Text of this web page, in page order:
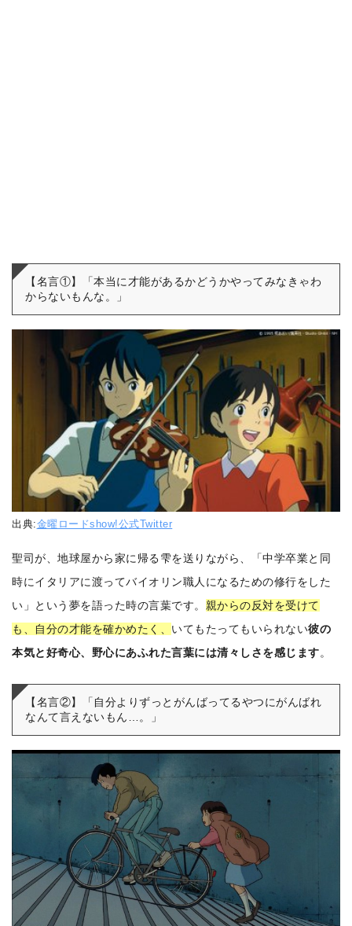
【名言①】「本当に才能があるかどうかやってみなきゃわ
からないもんな。」
出典:金曜ロードshow!公式Twitter
聖司が、地球屋から家に帰る雫を送りながら、「中学卒業と同
時にイタリアに渡ってバイオリン職人になるための修行をした
い」という夢を語った時の言葉です。 親からの反対を受けて
も、自分の才能を確かめたく、 いてもたってもいられない彼の
本気と好奇心、野心にあふれた言葉には清々しさを感じます。
【名言②】「自分よりずっとがんばってるやつにがんばれ
なんて言えないもん…。」